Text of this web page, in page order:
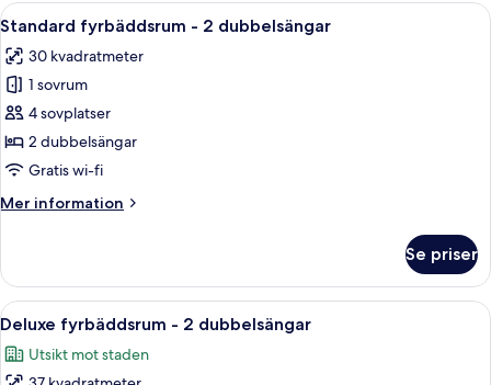
2
enkelsängar
Öppna
alla
foton
för
Standard
fyrbäddsrum
-
dubbelsängar
Ett hotellrum med två sängar, ett
5
Standard fyrbäddsrum - 2 dubbelsängar
30 kvadratmeter
1 sovrum
4 sovplatser
2 dubbelsängar
Gratis wi-fi
Mer information
Mer
fyrbäddsrum
2
dubbelsängar
Se priser
Öppna
alla
foton
Ett hotellrum med två sängar, ett
6
Deluxe fyrbäddsrum - 2 dubbelsängar
Utsikt mot staden